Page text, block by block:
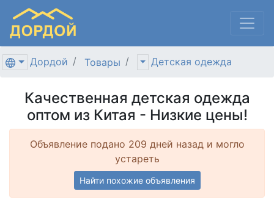
Дордой Товары Детская одежда
Качественная детская одежда
оптом из Китая - Низкие цены!
Объявление подано 209 дней назад и могло
устареть
Найти похожие объявления